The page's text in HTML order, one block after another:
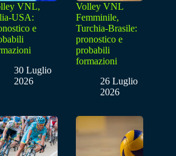
VNL,
USA:
e
30 Luglio
2026
Volley VNL
Femminile,
Turchia-Brasile:
pronostico e
probabili
formazioni
26 Luglio
2026